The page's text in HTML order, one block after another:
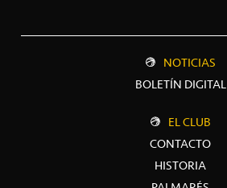
NOTICIAS
BOLETÍN DIGITAL
EL CLUB
CONTACTO
HISTORIA